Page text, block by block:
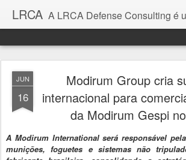
LRCA A LRCA Defense Consulting é uma entidade sem fins lucrativos que se dedica a produzir e divulgar notícias e análises sobre as Empresas de Defesa.
JUN
16
Modirum Group cria
internacional para
da Modirum Gespi
A Modirum International será responsável
munições, foguetes e sistemas não